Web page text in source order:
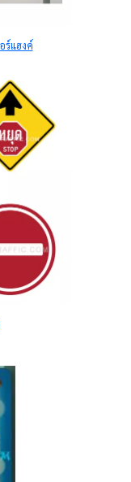
ร์แฮงค์